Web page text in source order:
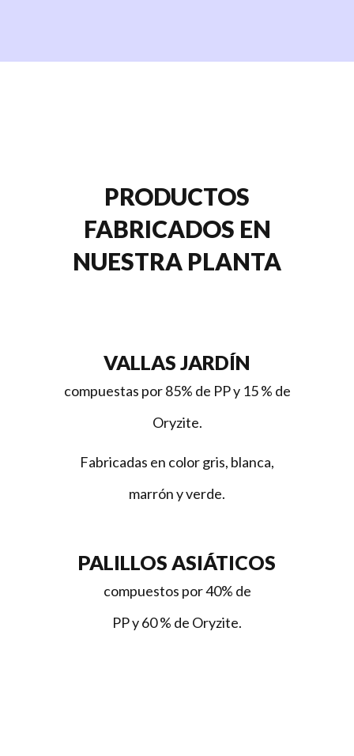
PRODUCTOS
FABRICADOS EN
NUESTRA PLANTA
VALLAS JARDÍN
compuestas por 85% de PP y 15 % de
Oryzite.
Fabricadas en color gris, blanca,
marrón y verde.
PALILLOS ASIÁTICOS
compuestos por 40% de
PP y 60 % de Oryzite.